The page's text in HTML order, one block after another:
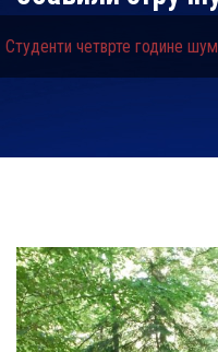
Студенти четврте године